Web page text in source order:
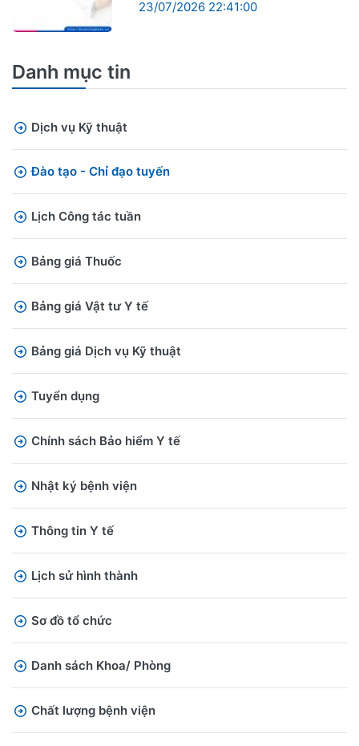
23/07/2026 22:41:00
Danh mục tin
Dịch vụ Kỹ thuật
Đào tạo - Chỉ đạo tuyến
Lịch Công tác tuần
Bảng giá Thuốc
Bảng giá Vật tư Y tế
Bảng giá Dịch vụ Kỹ thuật
Tuyển dụng
Chính sách Bảo hiểm Y tế
Nhật ký bệnh viện
Thông tin Y tế
Lịch sử hình thành
Sơ đồ tổ chức
Danh sách Khoa/ Phòng
Chất lượng bệnh viện